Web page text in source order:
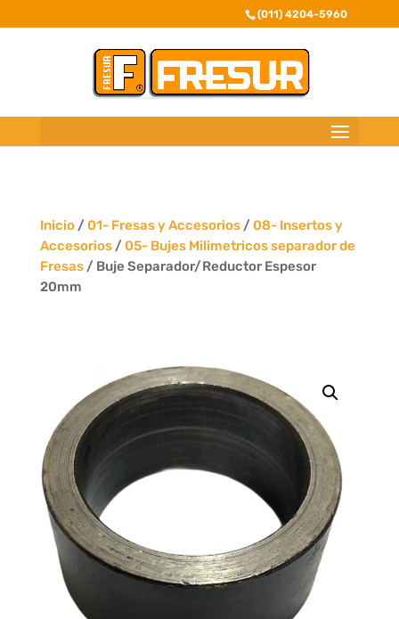
(011) 4204-5960
Inicio/ 01- Fresas y Accesorios/ 08- Insertos y
Accesorios/ 05- Bujes Milimetricos separador de
Fresas/ Buje Separador/Reductor Espesor
20mm